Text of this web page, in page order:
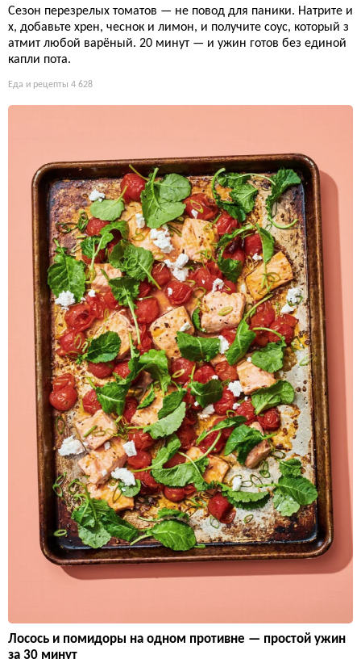
Сезон перезрелых томатов — не повод для паники. Натрите и
х, добавьте хрен, чеснок и лимон, и получите соус, который з
атмит любой варёный. 20 минут — и ужин готов без единой
капли пота.
Еда и рецепты 4 628
Лосось и помидоры на одном противне — простой ужин
за 30 минут